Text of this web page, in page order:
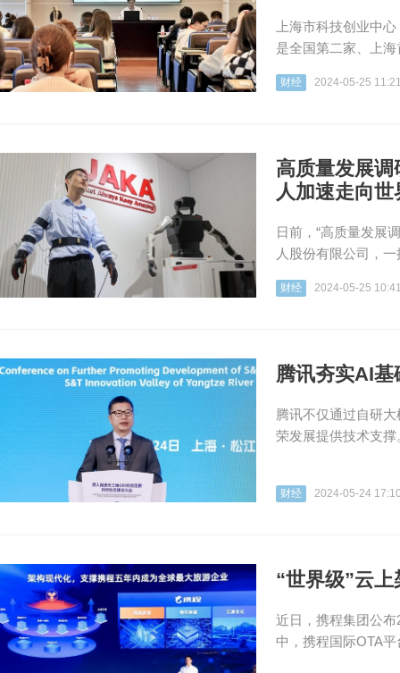
上海市科技创业中
是全国第二家、上
财经 2024-05-25
高质量发展
人加速走向世
日前，“高质量发展
人股份有限公司，
财经 2024-05-25
腾讯夯实AI
腾讯不仅通过自研
荣发展提供技术支撑
财经 2024-05-24
“世界级”云
近日，携程集团公
中，携程国际OTA